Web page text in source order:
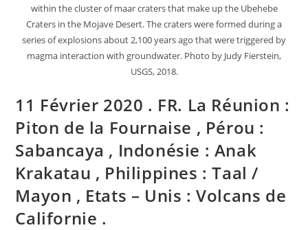
States
:
Volcanoes
Of
California
.
within the cluster of maar craters that make up the Ubehebe
Craters in the Mojave Desert. The craters were formed during a
series of explosions about 2,100 years ago that were triggered by
magma interaction with groundwater. Photo by Judy Fierstein,
USGS, 2018.
11 Février 2020 . FR. La Réunion :
Piton de la Fournaise , Pérou :
Sabancaya , Indonésie : Anak
Krakatau , Philippines : Taal /
Mayon , Etats – Unis : Volcans de
Californie .